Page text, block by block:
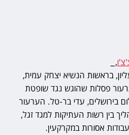
,
בראשות הנשיא יצחק עמית,
פסלות שהוגש נגד שופטת
בירושלים, עדי בר-טל. הערעור
בין רשות העתיקות למגד זגל,
אסורות במקרקעין.